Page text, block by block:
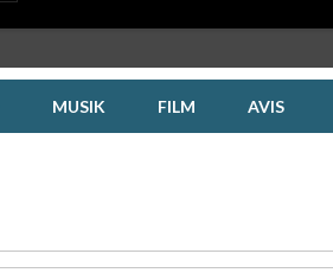
MUSIK FILM AVIS